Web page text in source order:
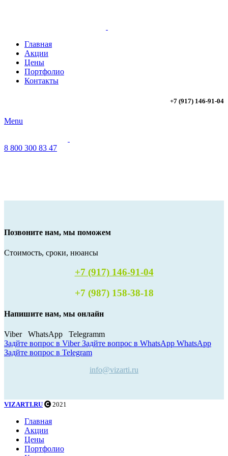
Главная
Акции
Цены
Портфолио
Контакты
+7 (917) 146-91-04
Menu
8 800 300 83 47
Позвоните нам, мы поможем
Стоимость, сроки, нюансы
+7 (917) 146-91-04
+7 (987) 158-38-18
Напишите нам, мы онлайн
Viber WhatsApp Telegramm
Задйте вопрос в Viber Задйте вопрос в WhatsApp WhatsApp
Задйте вопрос в Telegram
info@vizarti.ru
VIZARTI.RU 2021
Главная
Акции
Цены
Портфолио